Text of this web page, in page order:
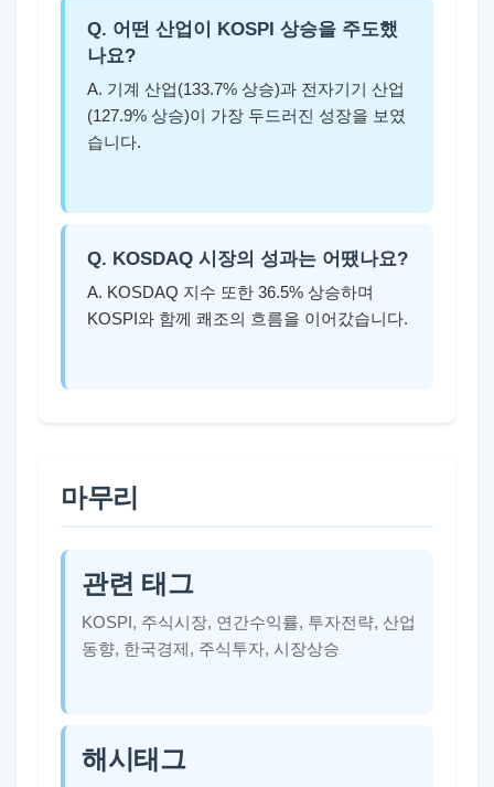
Q. 어떤 산업이 KOSPI 상승을 주도했
나요?
A. 기계 산업(133.7% 상승)과 전자기기 산업
(127.9% 상승)이 가장 두드러진 성장을 보였
습니다.
Q. KOSDAQ 시장의 성과는 어땠나요?
A. KOSDAQ 지수 또한 36.5% 상승하며
KOSPI와 함께 쾌조의 흐름을 이어갔습니다.
마무리
관련 태그
KOSPI, 주식시장, 연간수익률, 투자전략, 산업
동향, 한국경제, 주식투자, 시장상승
해시태그